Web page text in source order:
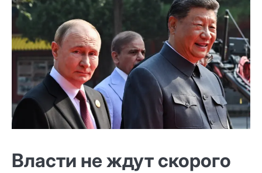
Власти не ждут скорого